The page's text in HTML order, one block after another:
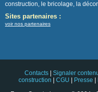
construction, le bricolage, la
Sites partenaires :
voir nos partenaires
Contacts Signaler
construction
CGU Presse